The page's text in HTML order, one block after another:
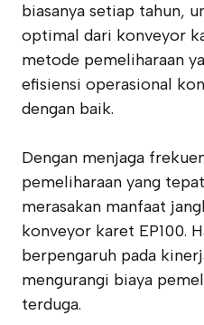
biasanya setiap tahun,
optimal dari konveyor
metode pemeliharaan
efisiensi operasional
dengan baik.
Dengan menjaga
pemeliharaan yang
merasakan manfaat
konveyor karet EP100.
berpengaruh pada
mengurangi biaya
terduga.